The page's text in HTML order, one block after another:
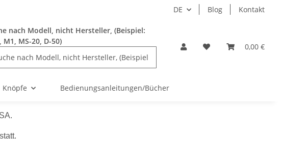
DE Blog Kontakt
nach Modell, nicht Hersteller, (Beispiel:
M1, MS-20, D-50)
0,00 €
Knöpfe Bedienungsanleitungen/Bücher